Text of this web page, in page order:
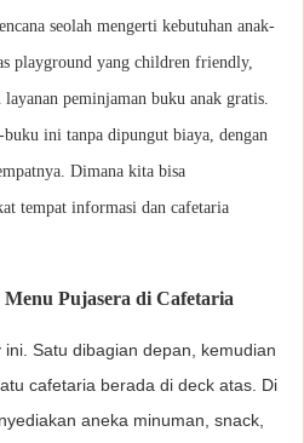
seolah mengerti kebutuhan anak-
playground yang children friendly,
peminjaman buku anak gratis.
ini tanpa dipungut biaya, dengan
Dimana kita bisa
tempat informasi dan cafetaria
Pujasera di Cafetaria
Satu dibagian depan, kemudian
cafetaria berada di deck atas. Di
aneka minuman, snack,